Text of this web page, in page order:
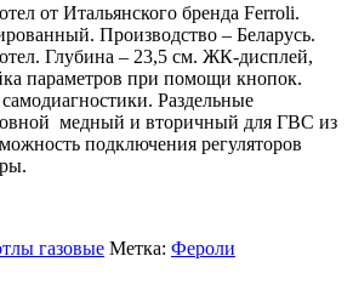
от Итальянского бренда Ferroli.
Производство – Беларусь.
Глубина – 23,5 см. ЖК-дисплей,
параметров при помощи кнопок.
Раздельные
медный и вторичный для ГВС из
подключения регуляторов
газовые Метка: Фероли